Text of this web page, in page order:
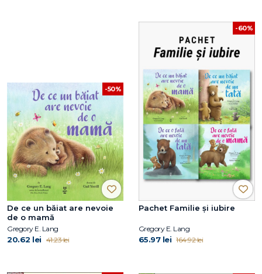
-50%
De ce un băiat are nevoie
de o mamă
Gregory E. Lang
20.62 lei 41.23 lei
-60%
Pachet Familie și iubire
Gregory E. Lang
65.97 lei 164.92 lei